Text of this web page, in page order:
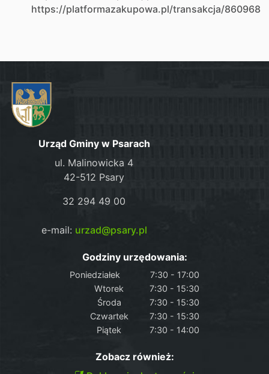
https://platformazakupowa.pl/transakcja/860968
Urząd Gminy w Psarach
ul. Malinowicka 4
42-512 Psary
32 294 49 00
e-mail: urzad@psary.pl
Godziny urzędowania:
Poniedziałek
7:30 - 17:00
Wtorek
7:30 - 15:30
Środa
7:30 - 15:30
Czwartek
7:30 - 15:30
Piątek
7:30 - 14:00
Zobacz również: